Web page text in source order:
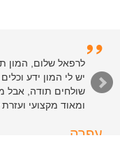
לרפאל שלום, המון
יש לי המון ידע
שולחים תודה, אבל
ומאוד מקצועי
עפרה